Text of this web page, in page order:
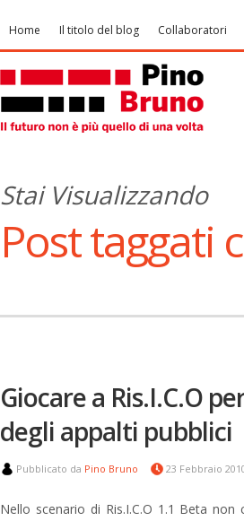
Home Il titolo del blog Collaboratori
Stai Visualizzando
Post taggati
Giocare a Ris.I.C.O
degli appalti pubblici
Pubblicato da Pino Bruno 23 Febbraio
Nello scenario di Ris.I.C.O 1.1 Beta non